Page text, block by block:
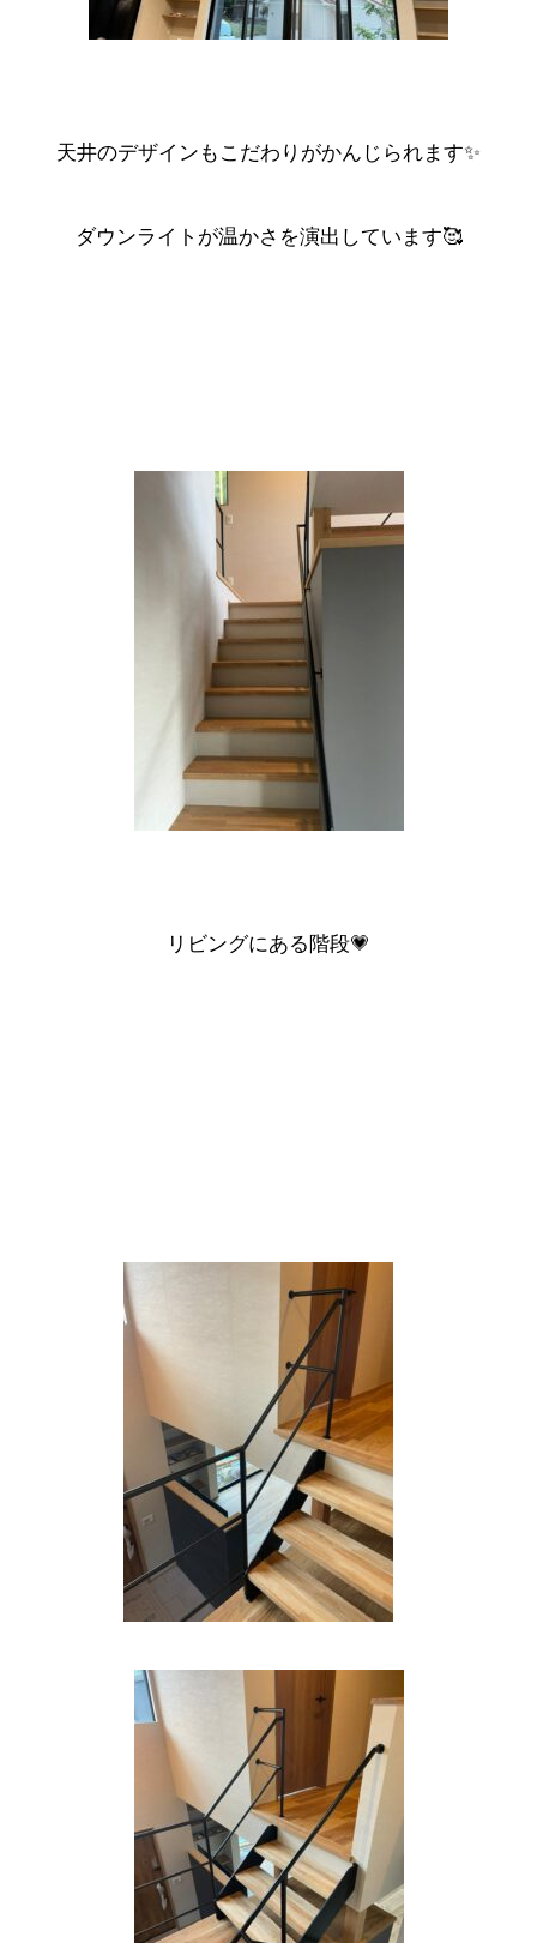
天井のデザインもこだわりがかんじられます✨
ダウンライトが温かさを演出しています🥰
リビングにある階段💗